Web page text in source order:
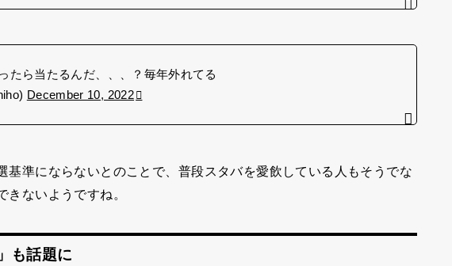
たら当たるんだ、、、？毎年外れてる
December 10, 2022
基準にならないとのことで、普段スタバを愛飲している人もそうでな
きないようですね。
も話題に